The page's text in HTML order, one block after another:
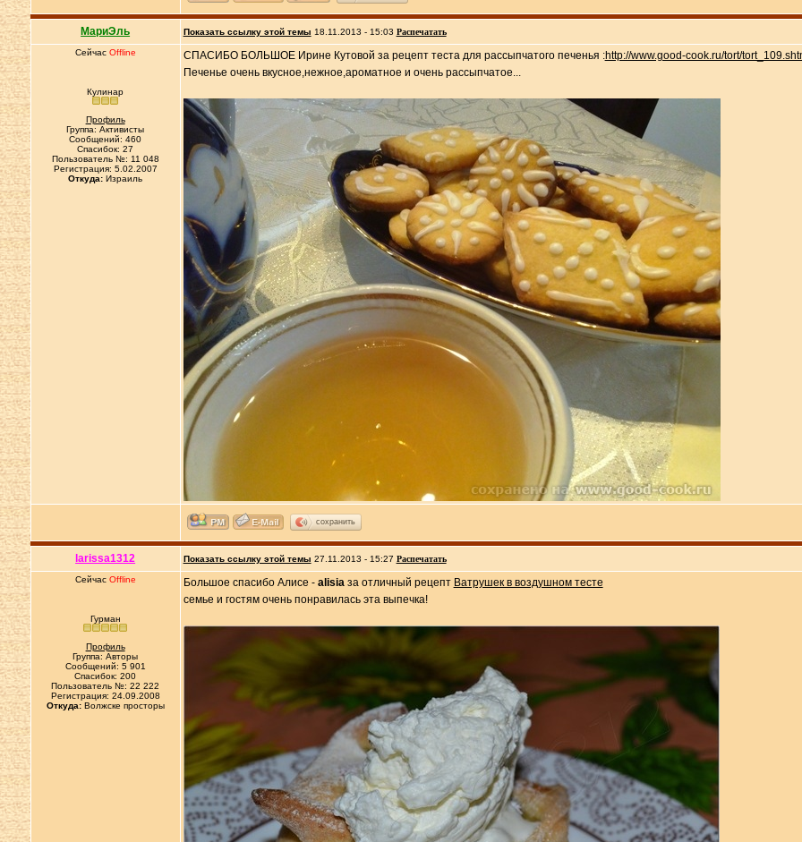
МариЭль Показать ссылку этой темы 18.11.2013 - 15:03 Распечатать
Сейчас Offline
Кулинар
Профиль
Группа: Активисты
Сообщений: 460
Спасибок: 27
Пользователь №: 11 048
Регистрация: 5.02.2007
Откуда: Израиль
СПАСИБО БОЛЬШОЕ Ирине Кутовой за рецепт теста для рассыпчатого печенья :http://www.good-cook.ru/tort/
Печенье очень вкусное,нежное,ароматное и очень рассыпчатое...
сохранить
larissa1312 Показать ссылку этой темы 27.11.2013 - 15:27 Распечатать
Сейчас Offline
Гурман
Профиль
Группа: Авторы
Сообщений: 5 901
Спасибок: 200
Пользователь №: 22 222
Регистрация: 24.09.2008
Откуда:Волжске просторы
Большое спасибо Алисе - alisiaза отличный рецепт Ватрушек в воздушном тесте
семье и гостям очень понравилась эта выпечка!